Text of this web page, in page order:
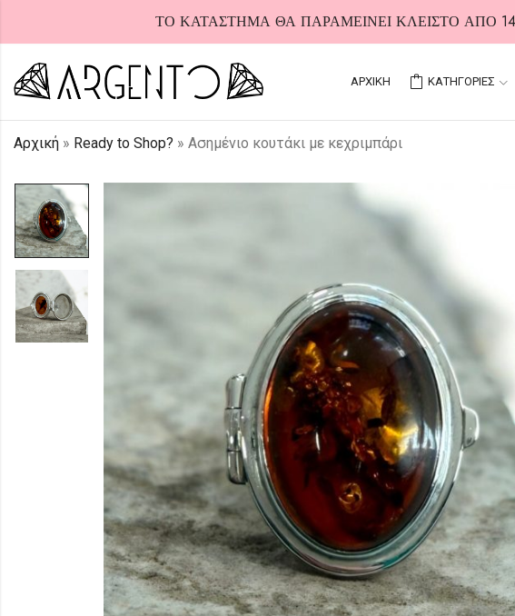
ΤΟ ΚΑΤΑΣΤΗΜΑ ΘΑ ΠΑΡΑΜΕΙΝΕΙ ΚΛΕΙΣΤΟ ΑΠΟ
ΑΡΧΙΚΗ ΚΑΤΗΓΟΡΙΕΣ
Αρχική » Ready to Shop? » Ασημένιο κουτάκι με κεχριμπάρι
HOT